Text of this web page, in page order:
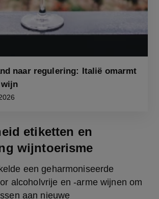
naar regulering: Italië omarmt
etiketten en
wijntoerisme
een geharmoniseerde
alcoholvrije en -arme wijnen om
aan nieuwe